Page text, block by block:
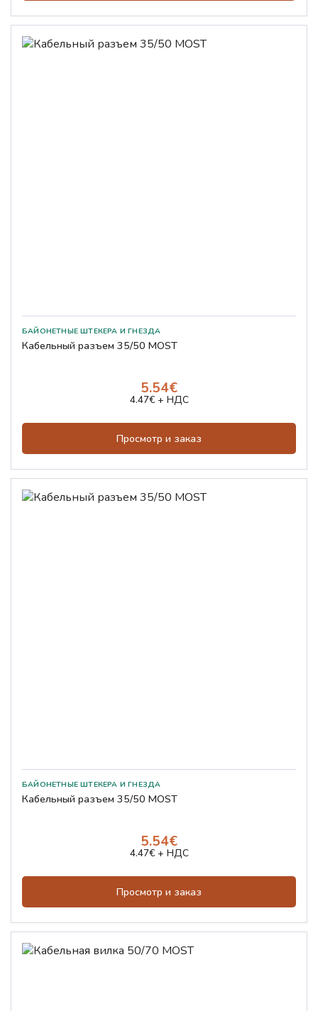
БАЙОНЕТНЫЕ ШТЕКЕРА И ГНЕЗДА
Кабельный разъем 35/50 MOST
5.54€
4.47€ + НДС
Просмотр и заказ
БАЙОНЕТНЫЕ ШТЕКЕРА И ГНЕЗДА
Кабельный разъем 35/50 MOST
5.54€
4.47€ + НДС
Просмотр и заказ